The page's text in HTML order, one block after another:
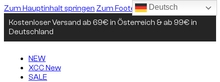
Zum Hauptinhalt springen Zum Footer springen
Kostenloser Versand ab 69€ in Österreich & ab 99€ in
Deutschland
NEW
XCC New
SALE
Deutsch